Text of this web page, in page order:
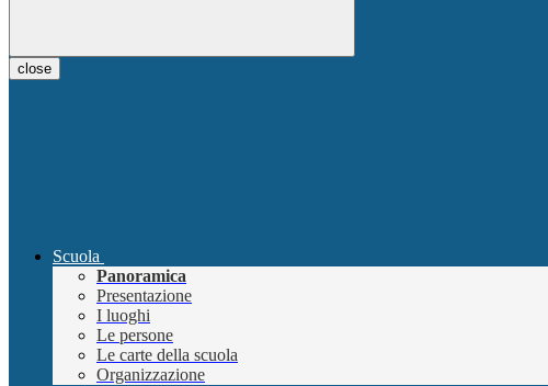
close
Scuola
Panoramica
Presentazione
I luoghi
Le persone
Le carte della scuola
Organizzazione